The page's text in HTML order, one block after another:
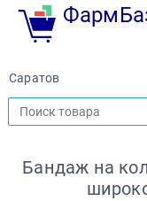
Саратов
Бандаж на